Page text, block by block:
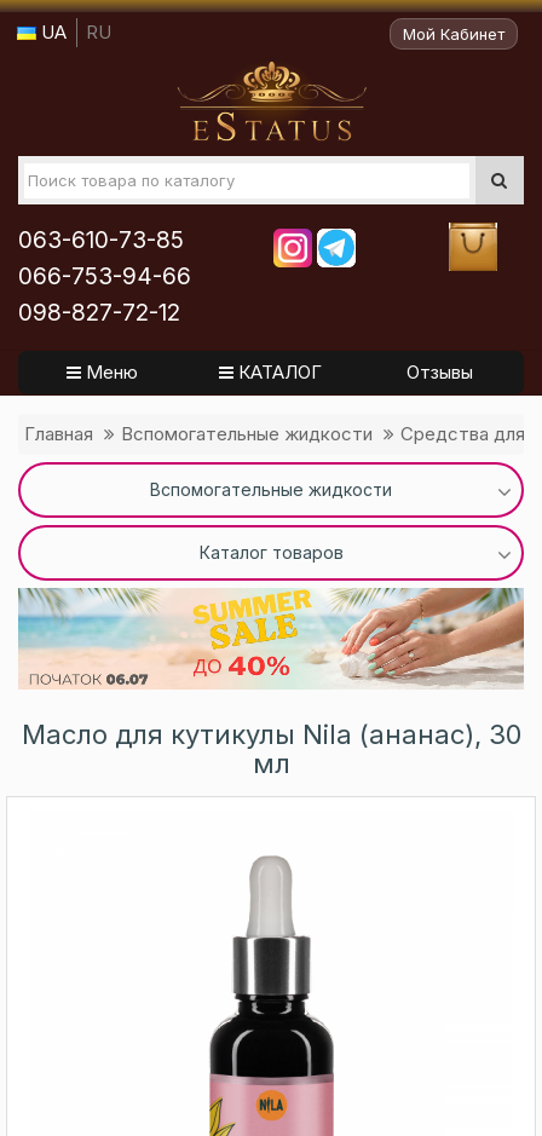
UA RU Мой Кабинет
063-610-73-85
066-753-94-66
098-827-72-12
Меню КАТАЛОГ Отзывы
Главная Вспомогательные жидкости Средства для
Вспомогательные жидкости
Каталог товаров
Масло для кутикулы Nila (ананас), 30
мл